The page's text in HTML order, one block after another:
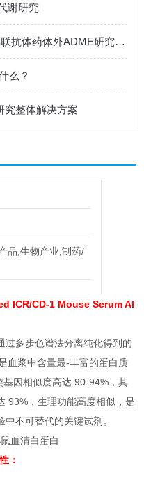
谢研究
IPHASE/汇智和源 寡核苷酸偶联抗体药体外ADME研究一站式产品解决方案
么？
究整体解决方案
品,生物产业,制药/
ICR/CD-1 Mouse Serum Al
过多步色谱法分离纯化得到的
血浆中含量最-丰富的蛋白质
基因相似度高达 90-94%，其
93%，生理功能高度相似，是
不可替代的关键试剂。
：